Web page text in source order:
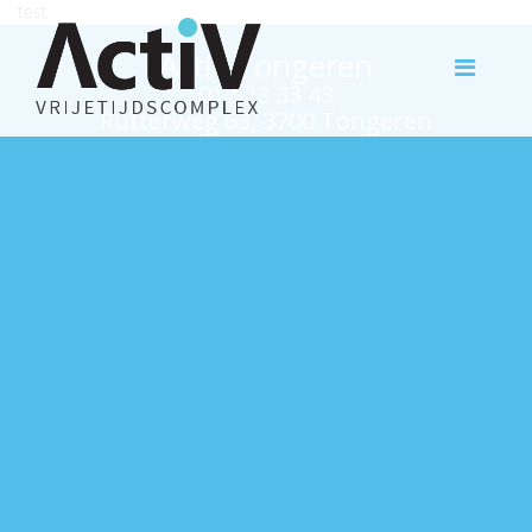
Activ Tongeren
012 23 33 43
Rutterweg 63, 3700 Tongeren